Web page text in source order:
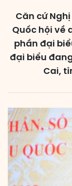
HĐND cấp
Căn cứ
Quốc hội về
phần đại
đại biểu
Cai,